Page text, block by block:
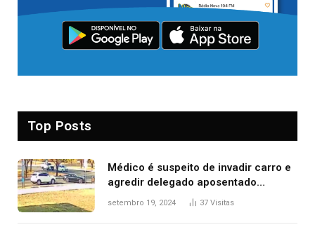
Top Posts
Médico é suspeito de invadir carro e
agredir delegado aposentado
durante confusão no trânsito
setembro 19, 2024 37 Visitas